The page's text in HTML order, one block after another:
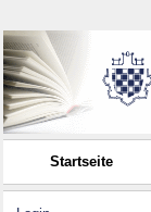
Startseite